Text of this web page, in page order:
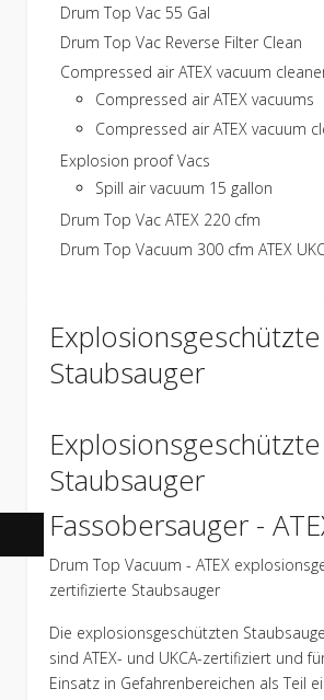
Drum Top Vac 55 Gal
Drum Top Vac Reverse Filter Clean
Compressed air ATEX vacuum
Compressed air ATEX vacuums
Compressed air ATEX vacuum
Explosion proof Vacs
Spill air vacuum 15 gallon
Drum Top Vac ATEX 220 cfm
Drum Top Vacuum 300 cfm ATEX
Explosionsgeschützte
Staubsauger
Explosionsgeschützte
Staubsauger
Fassobersauger -
Drum Top Vacuum - ATEX
zertifizierte Staubsauger
Die explosionsgeschützten
sind ATEX- und UKCA-zertifiziert und
Einsatz in Gefahrenbereichen als Teil